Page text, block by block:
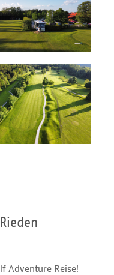
Adventure Reise!